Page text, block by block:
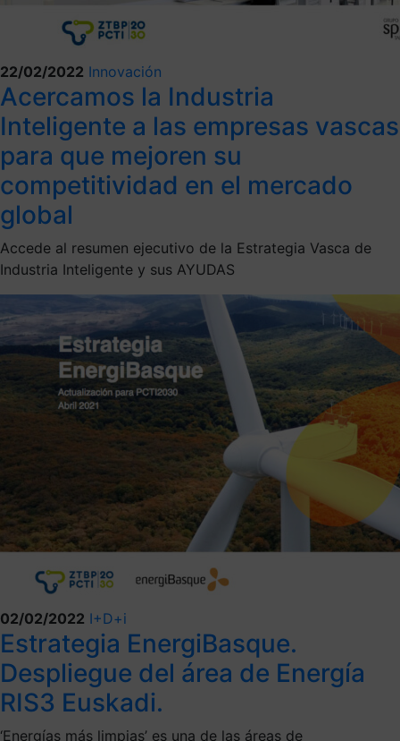
22/02/2022 Innovación
Acercamos la Industria
Inteligente a las empresas vascas
para que mejoren su
competitividad en el mercado
global
Accede al resumen ejecutivo de la Estrategia Vasca de
Industria Inteligente y sus AYUDAS
02/02/2022 I+D+i
Estrategia EnergiBasque.
Despliegue del área de Energía
RIS3 Euskadi.
‘Energías más limpias’ es una de las áreas de